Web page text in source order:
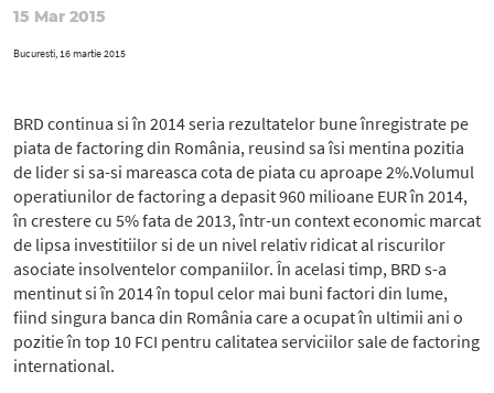
15 Mar 2015
Bucuresti, 16 martie 2015
BRD continua si în 2014 seria rezultatelor bune înregistrate pe
piata de factoring din România, reusind sa îsi mentina pozitia
de lider si sa-si mareasca cota de piata cu aproape 2%.Volumul
operatiunilor de factoring a depasit 960 milioane EUR în 2014,
în crestere cu 5% fata de 2013, într-un context economic marcat
de lipsa investitiilor si de un nivel relativ ridicat al riscurilor
asociate insolventelor companiilor. În acelasi timp, BRD s-a
mentinut si în 2014 în topul celor mai buni factori din lume,
fiind singura banca din România care a ocupat în ultimii ani o
pozitie în top 10 FCI pentru calitatea serviciilor sale de factoring
international.